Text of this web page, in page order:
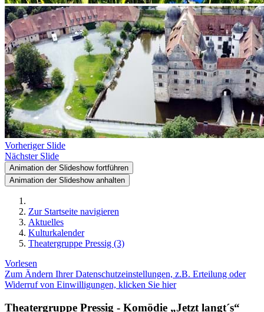
Vorheriger Slide
Nächster Slide
Animation der Slideshow fortführen
Animation der Slideshow anhalten
Zur Startseite navigieren
Aktuelles
Kulturkalender
Theatergruppe Pressig (3)
Vorlesen
Zum Ändern Ihrer Datenschutzeinstellungen, z.B. Erteilung oder
Widerruf von Einwilligungen, klicken Sie hier
Theatergruppe Pressig - Komödie „Jetzt langt´s“